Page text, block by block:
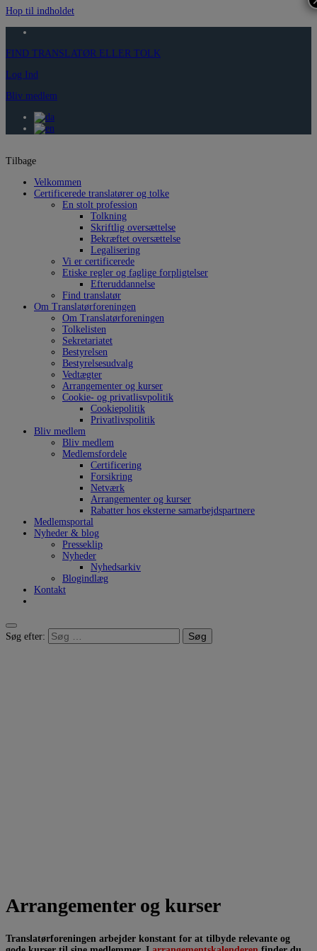
Hop til indholdet
FIND TRANSLATØR ELLER TOLK
Log Ind
Bliv medlem
Tilbage
Velkommen
Certificerede translatører og tolke
En stolt profession
Tolkning
Skriftlig oversættelse
Bekræftet oversættelse
Legalisering
Vi er certificerede
Etiske regler og faglige forpligtelser
Efteruddannelse
Find translatør
Om Translatørforeningen
Om Translatørforeningen
Tolkelisten
Sekretariatet
Bestyrelsen
Bestyrelsesudvalg
Vedtægter
Arrangementer og kurser
Cookie- og privatlisvpolitik
Cookiepolitik
Privatlivspolitik
Bliv medlem
Bliv medlem
Medlemsfordele
Certificering
Forsikring
Netværk
Arrangementer og kurser
Rabatter hos eksterne samarbejdspartnere
Medlemsportal
Nyheder & blog
Presseklip
Nyheder
Nyhedsarkiv
Blogindlæg
Kontakt
Søg efter:
Arrangementer og kurser
Translatørforeningen arbejder konstant for at tilbyde relevante og